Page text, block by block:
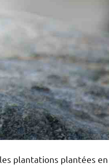
plantations plantées en